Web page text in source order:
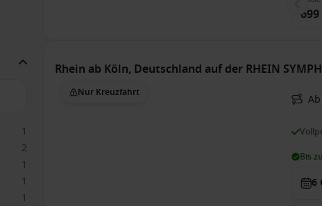
1
2
1
1
1
Rhein ab Köln, Deutschland auf der RHEIN
Nur Kreuzfahrt
Bis
6